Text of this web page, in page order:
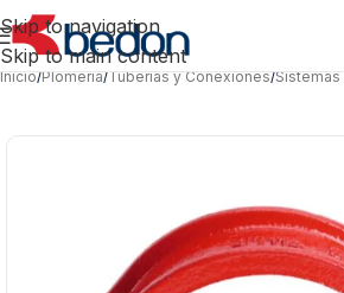
Skip to navigation
Skip to main content
Inicio/Plomería/Tuberías y Conexiones/Sistemas